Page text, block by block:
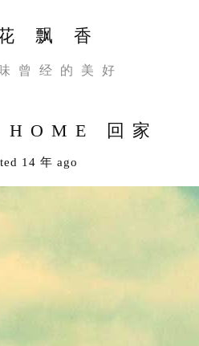
飘 香
曾经的美好
回家
14 年 ago